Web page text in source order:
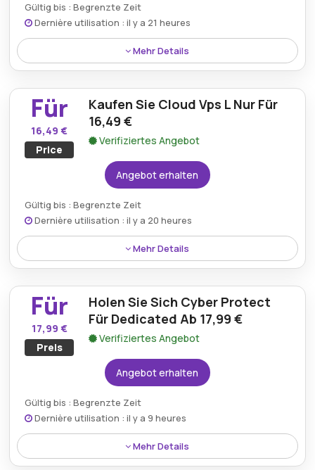
Gültig bis : Begrenzte Zeit
Dernière utilisation : il y a 21 heures
Mehr Details
Erleben Sie optimale Leistung mit Cloud VPS M zum
unschlagbaren Preis von 9,99 € durch das neueste
Rabattangebot von Webtropia.
Für
16,49 €
Price
Kaufen Sie Cloud Vps L Nur Für
16,49 €
Verifiziertes Angebot
Angebot erhalten
Gültig bis : Begrenzte Zeit
Dernière utilisation : il y a 20 heures
Mehr Details
Bestellen Sie einen leistungsstarken Cloud VPS L-
Plan für nur 16,49 € und genießen Sie nahtloses
Hosting mit außergewöhnlicher Zuverlässigkeit.
Für
17,99 €
Preis
Holen Sie Sich Cyber Protect
Für Dedicated Ab 17,99 €
Verifiziertes Angebot
Angebot erhalten
Gültig bis : Begrenzte Zeit
Dernière utilisation : il y a 9 heures
Mehr Details
Sicherer Cyber ??Protect für dedizierte Server